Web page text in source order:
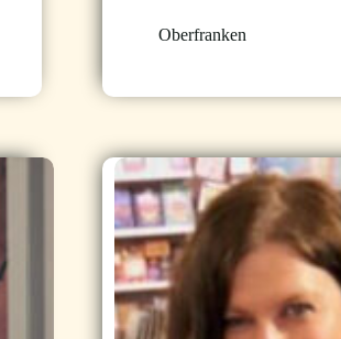
Oberfranken